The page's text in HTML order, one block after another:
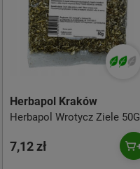
Herbapol Kraków
Herbapol Wrotycz Ziele 50G
7,12 zł